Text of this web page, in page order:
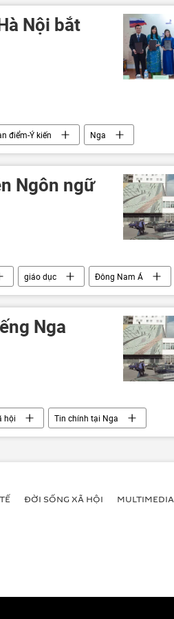
Nội bắt
điểm-Ý kiến
Nga
Xã hội tiếng Nga
Ngôn ngữ
giáo dục Đông Nam Á
Nga
hội
Tin chính tại Nga
ĐỜI SỐNG XÃ HỘI MULTIMEDIA